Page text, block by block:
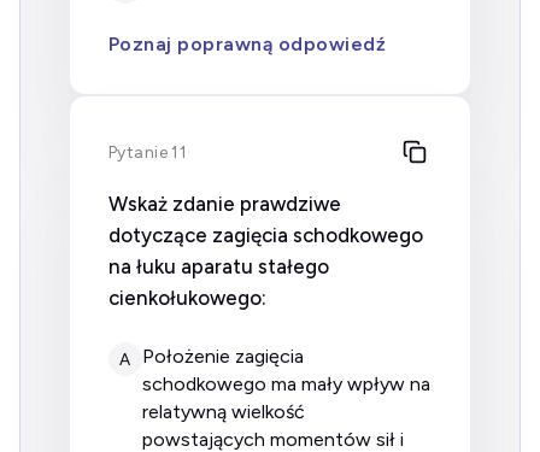
Poznaj poprawną odpowiedź
Pytanie 11
Wskaż zdanie prawdziwe
dotyczące zagięcia schodkowego
na łuku aparatu stałego
cienkołukowego:
A
położenie zagięcia
schodkowego ma mały wpływ na
relatywną wielkość
powstających momentów sił i